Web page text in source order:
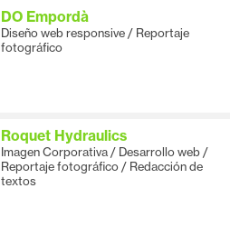
DO Empordà
Diseño web responsive / Reportaje
fotográfico
Roquet Hydraulics
Imagen Corporativa / Desarrollo web /
Reportaje fotográfico / Redacción de
textos